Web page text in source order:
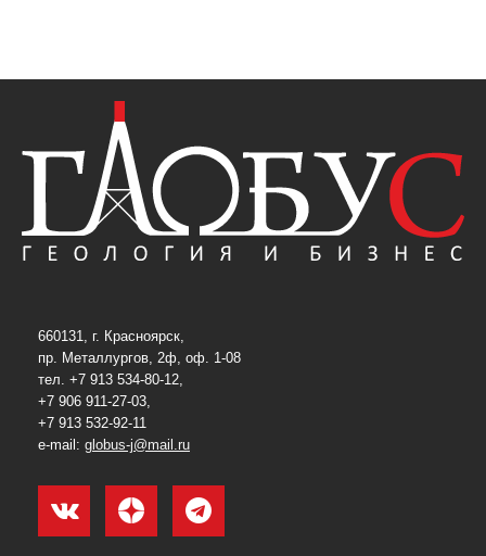
660131, г. Красноярск,
пр. Металлургов, 2ф, оф. 1-08
тел. +7 913 534-80-12,
+7 906 911-27-03,
+7 913 532-92-11
e-mail: globus-j@mail.ru